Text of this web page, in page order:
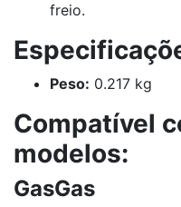
freio.
Peso: 0.217 kg
Compatível
modelos:
GasGas